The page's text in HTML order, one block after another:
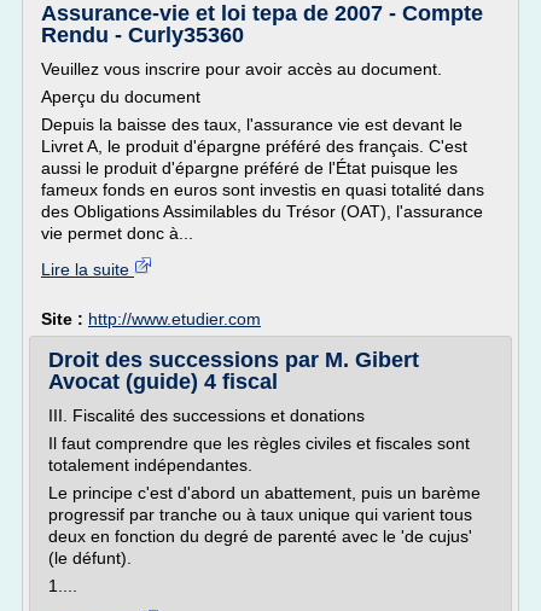
Assurance-vie et loi tepa de 2007 - Compte
Rendu - Curly35360
Veuillez vous inscrire pour avoir accès au document.
Aperçu du document
Depuis la baisse des taux, l'assurance vie est devant le
Livret A, le produit d'épargne préféré des français. C'est
aussi le produit d'épargne préféré de l'État puisque les
fameux fonds en euros sont investis en quasi totalité dans
des Obligations Assimilables du Trésor (OAT), l'assurance
vie permet donc à...
Lire la suite
Site : http://www.etudier.com
Droit des successions par M. Gibert
Avocat (guide) 4 fiscal
III. Fiscalité des successions et donations
Il faut comprendre que les règles civiles et fiscales sont
totalement indépendantes.
Le principe c'est d'abord un abattement, puis un barème
progressif par tranche ou à taux unique qui varient tous
deux en fonction du degré de parenté avec le 'de cujus'
(le défunt).
1....